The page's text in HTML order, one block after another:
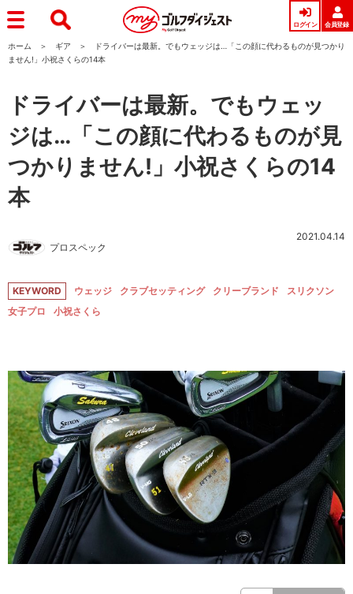
ログイン 会員登録
ホーム ギア
ドライバーは最新。でもウェッジは…「この顔に代わるものが見つかり
ません!」小祝さくらの14本
ドライバーは最新。でもウェッ
ジは…「この顔に代わるものが見
つかりません!」小祝さくらの14
本
プロスペック
2021.04.14
KEYWORD ウェッジ クラブセッティング クリーブランド
スリクソン
女子プロ
小祝さくら